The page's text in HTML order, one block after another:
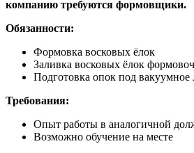
компанию требуются формовщики.
Обязанности:
Формовка восковых ёлок
Заливка восковых ёлок
Подготовка опок под вакуумное
Требования:
Опыт работы в аналогичной
Возможно обучение на месте